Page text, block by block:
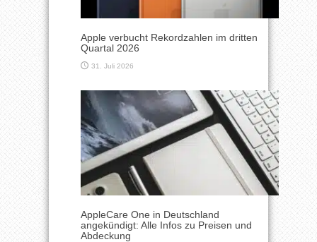
Apple verbucht Rekordzahlen im dritten
Quartal 2026
31. Juli 2026
AppleCare One in Deutschland
angekündigt: Alle Infos zu Preisen und
Abdeckung